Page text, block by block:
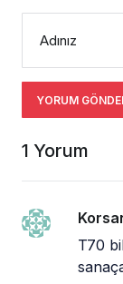
Adınız
YORUM
1 Yorum
T70